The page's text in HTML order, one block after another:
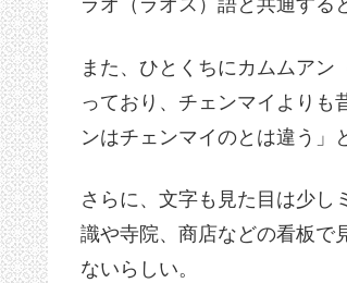
ラオ（ラオス）語と共通する
また、ひとくちにカムムア
っており、チェンマイよりも
ンはチェンマイのとは違う」
さらに、文字も見た目は少し
識や寺院、商店などの看板で
ないらしい。